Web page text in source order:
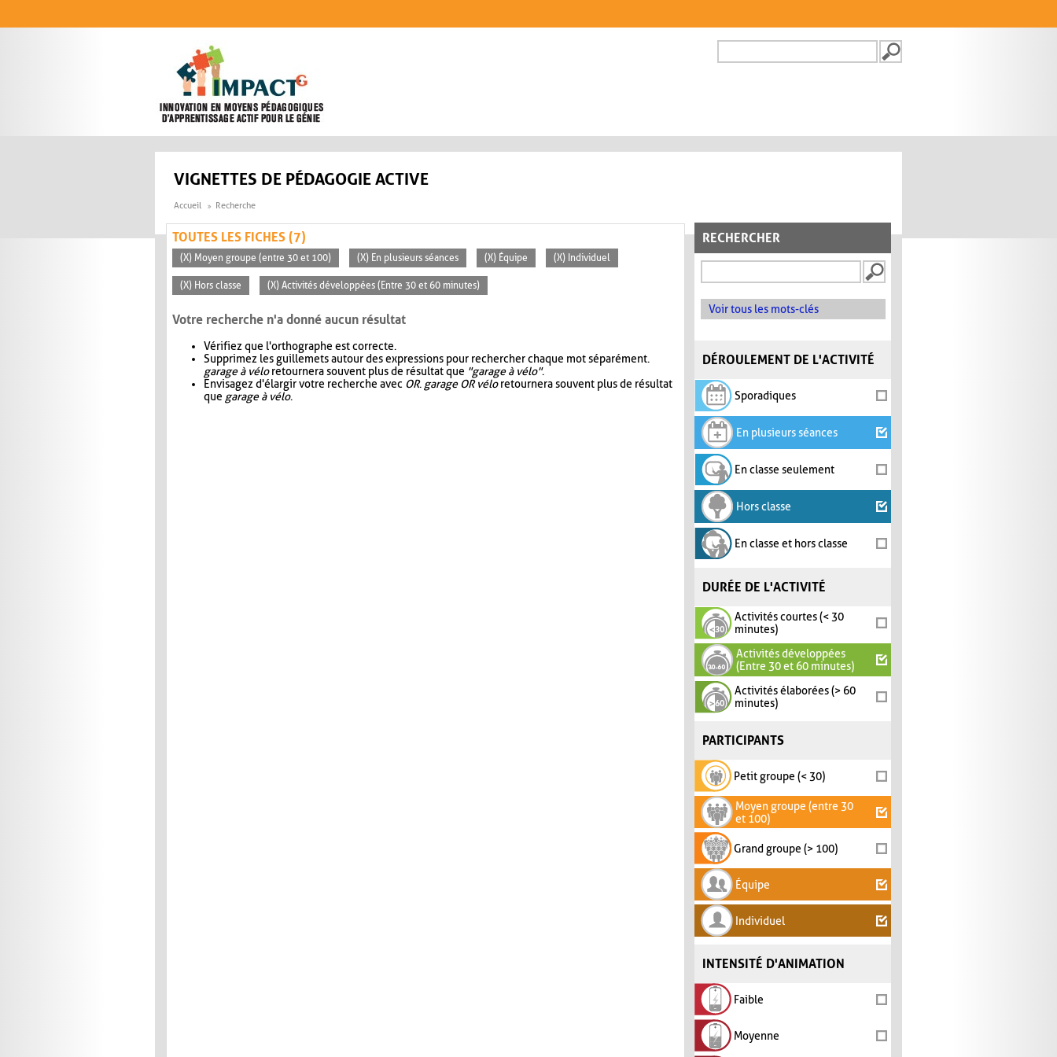
FORMULAIRE DE
VIGNETTES DE PÉDAGOGIE ACTIVE
Accueil Recherche
RECHERCHER
Voir tous les mots-clés
DÉROULEMENT DE L'ACTIVITÉ
Sporadiques
En plusieurs séances
En classe seulement
Hors classe
En classe et hors classe
DURÉE DE L'ACTIVITÉ
Activités courtes (< 30
minutes)
Activités développées
(Entre 30 et 60 minutes)
Activités élaborées (> 60
minutes)
PARTICIPANTS
Petit groupe (< 30)
Moyen groupe (entre 30
et 100)
Grand groupe (> 100)
Équipe
Individuel
INTENSITÉ D'ANIMATION
Faible
Moyenne
TOUTES LES FICHES (7)
(X) Moyen groupe (entre 30 et 100) (X) En plusieurs séances (X) Équipe (X) Individuel
(X) Hors classe (X) Activités développées (Entre 30 et 60 minutes)
Votre recherche n'a donné aucun résultat
Vérifiez que l'orthographe est correcte.
Supprimez les guillemets autour des expressions pour rechercher chaque mot séparément.
garage à véloretournera souvent plus de résultat que "garage à vélo".
Envisagez d'élargir votre recherche avec OR. garage OR véloretournera souvent plus de résultat
que garage à vélo.